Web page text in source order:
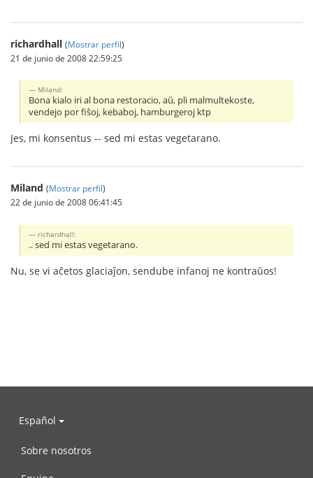
richardhall (Mostrar perfil)
21 de junio de 2008 22:59:25
Miland:
Bona kialo iri al bona restoracio, aŭ, pli malmultekoste,
vendejo por fiŝoj, kebaboj, hamburgeroj ktp
Jes, mi konsentus -- sed mi estas vegetarano.
Miland (Mostrar perfil)
22 de junio de 2008 06:41:45
richardhall:
.. sed mi estas vegetarano.
Nu, se vi aĉetos glaciaĵon, sendube infanoj ne kontraŭos!
Español
Sobre nosotros